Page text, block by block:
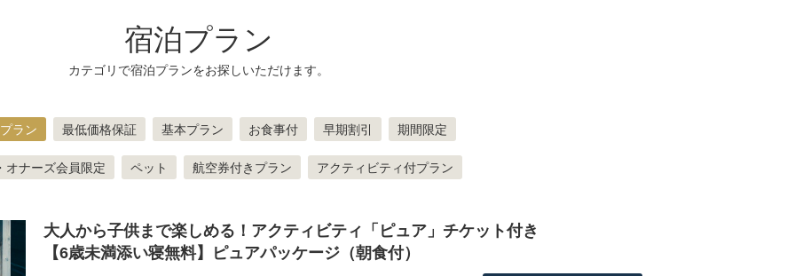
宿泊プラン
カテゴリで宿泊プランをお探しいただけます。
ラン 最低価格保証 基本プラン お食事付 早期割引 期間限定
オナーズ会員限定 ペット 航空券付きプラン アクティビティ付プラン
大人から子供まで楽しめる！アクティビティ「ピュア」チケット付き
【6歳未満添い寝無料】ピュアパッケージ（朝食付）